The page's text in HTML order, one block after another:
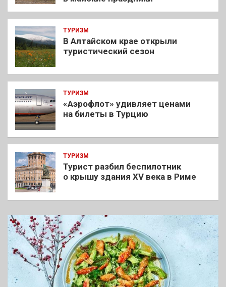
ТУРИЗМ
В Алтайском крае открыли
туристический сезон
ТУРИЗМ
«Аэрофлот» удивляет ценами
на билеты в Турцию
ТУРИЗМ
Турист разбил беспилотник
о крышу здания XV века в Риме